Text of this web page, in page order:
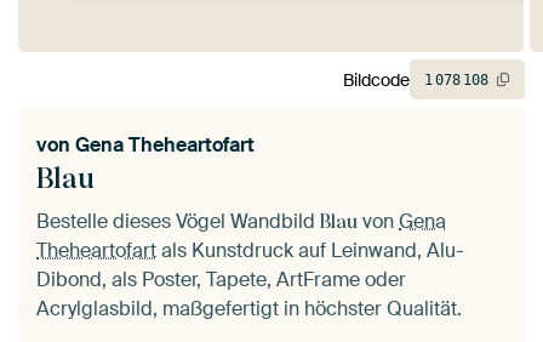
Blau
von Gena Theheartofart
Bestelle dieses Vögel Wandbild Blau vonGena
Theheartofartals Kunstdruck auf Leinwand, Alu-
Dibond, als Poster, Tapete, ArtFrame oder
Acrylglasbild, maßgefertigt in höchster Qualität.
Bildcode 1078 108